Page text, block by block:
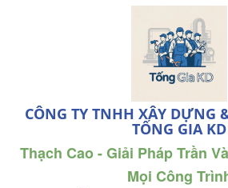
CÔNG TY TNHH XÂY DỰNG
TỐNG GIA KD
Thạch Cao - Giải Pháp Trần
Mọi Công